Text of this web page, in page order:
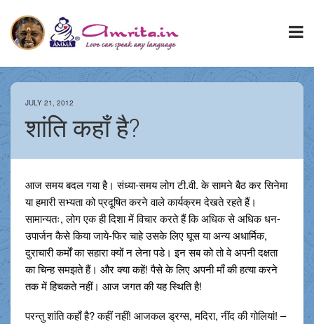
JULY 21, 2012
शांति कहाँ है?
आज समय बदल गया है। संध्या-समय लोग टी.वी. के सामने बैठ कर सिनेमा
या हमारी सभ्यता को प्रदूषित करने वाले कार्यक्रम देखते रहते हैं।
सामान्यतः, लोग एक ही दिशा में विचार करते हैं कि अधिक से अधिक धन-
उपार्जन कैसे किया जाये-फिर चाहे उसके लिए घूस या अन्य अधार्मिक,
दुराचारी कर्मों का सहारा क्यों न लेना पडे। इन सब को तो वे अपनी दक्षता
का चिन्ह समझते हैं। और क्या कहें! पैसे के लिए अपनी माँ की हत्या करने
तक में हिचकते नहीं। आज जगत की यह स्थिति है!
परन्तु शांति कहाँ है? कहीं नहीं! आजकल ड्रग्स, मदिरा, नींद की गोलियां! –